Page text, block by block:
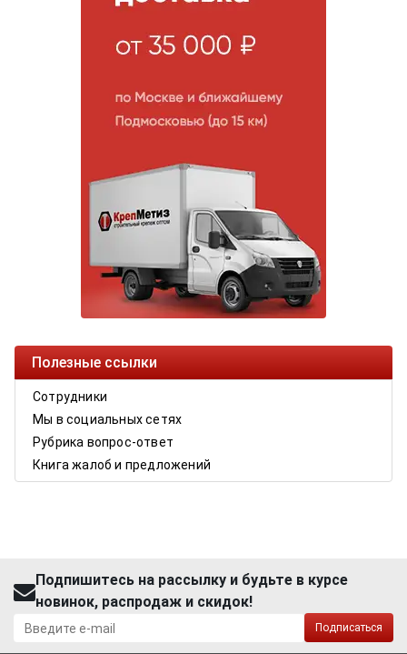
Полезные ссылки
Сотрудники
Мы в социальных сетях
Рубрика вопрос-ответ
Книга жалоб и предложений
Подпишитесь на рассылку и будьте в курсе
новинок, распродаж и скидок!
Подписаться